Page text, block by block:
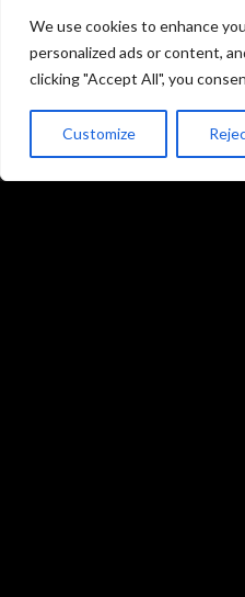
We use cookies to enhance
personalized ads or content,
clicking "Accept All", you
Customize